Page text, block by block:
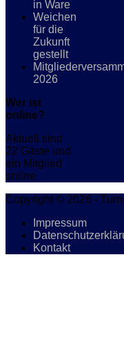
in Ware
Weichen
für die
Zukunft
gestellt
2026
Wer ist
online?
Aktuell sind
22 Gäste und
ein Mitglied
online
Copyright © 2026 -
Impressum
Kontakt